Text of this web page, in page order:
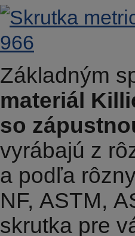
Základným
materiál
so
vyrábajú z
a podľa
NF, ASTM,
skrutka pre